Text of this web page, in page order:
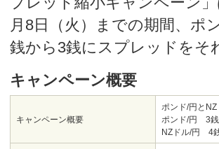
月8日（火）までの期間、ポ
銭から3銭にスプレッドをそ
キャンペーン概要
キャンペーン概要
ポンド/円と
ポンド/円 3
NZドル/円 4